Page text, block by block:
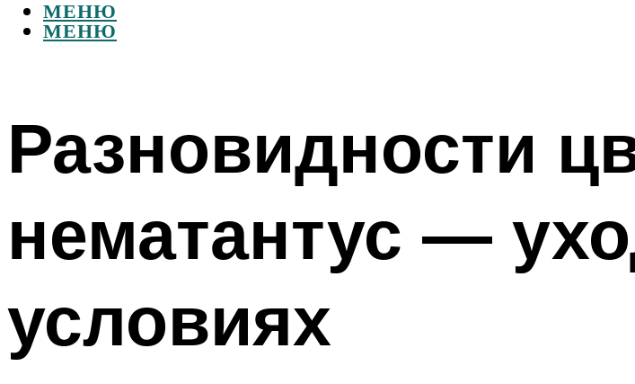
МЕНЮ
МЕНЮ
Разновидности
нематантус —
условиях